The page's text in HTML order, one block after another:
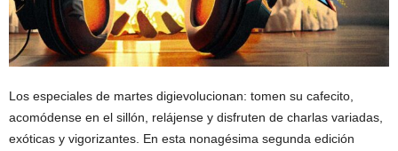
Los especiales de martes digievolucionan: tomen su cafecito,
acomódense en el sillón, relájense y disfruten de charlas variadas,
exóticas y vigorizantes. En esta nonagésima segunda edición